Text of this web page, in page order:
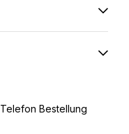
Telefon Bestellung